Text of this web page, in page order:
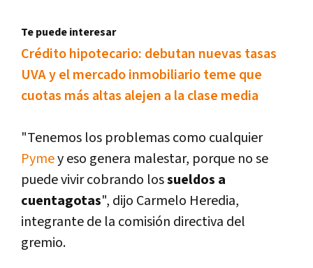
Te puede interesar
Crédito hipotecario: debutan nuevas tasas
UVA y el mercado inmobiliario teme que
cuotas más altas alejen a la clase media
"Tenemos los problemas como cualquier
Pymey eso genera malestar, porque no se
puede vivir cobrando lossueldos a
cuentagotas", dijo Carmelo Heredia,
integrante de la comisión directiva del
gremio.